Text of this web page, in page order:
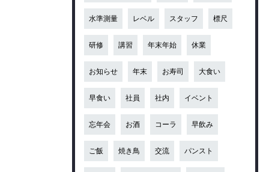
水準測量 レベル スタッフ 標尺
研修 講習 年末年始 休業
お知らせ 年末 お寿司 大食い
早食い 社員 社内 イベント
忘年会 お酒 コーラ 早飲み
ご飯 焼き鳥 交流 パンスト